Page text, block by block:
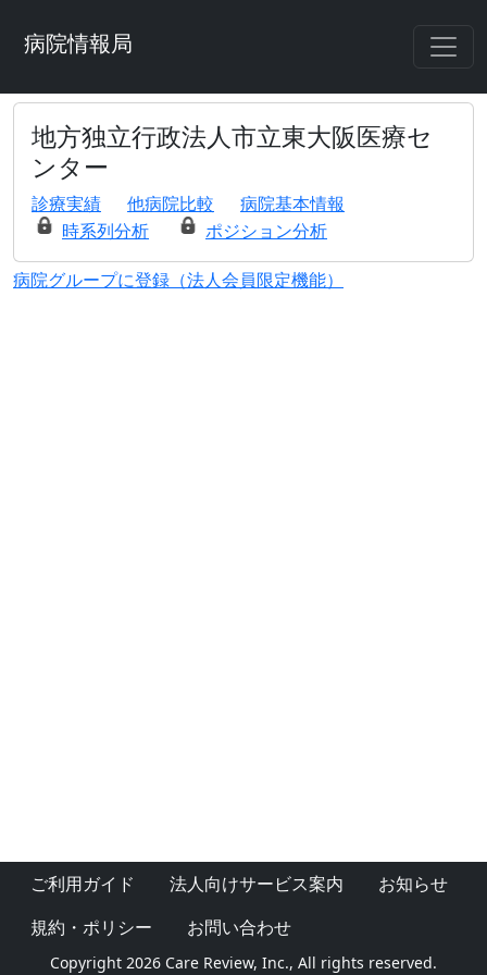
病院情報局
地方独立行政法人市立東大阪医療セ
ンター
診療実績 他病院比較
病院基本情報
時系列分析
ポジション分析
病院グループに登録（法人会員限定機能）
ご利用ガイド 法人向けサービス案内
お知らせ
規約・ポリシー
お問い合わせ
Copyright 2026 Care Review, Inc., All rights reserved.